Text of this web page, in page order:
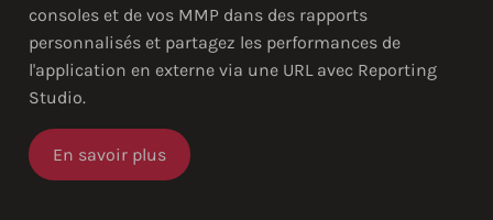
consoles et de vos MMP dans des rapports
personnalisés et partagez les performances de
l'application en externe via une URL avec Reporting
Studio.
En savoir plus